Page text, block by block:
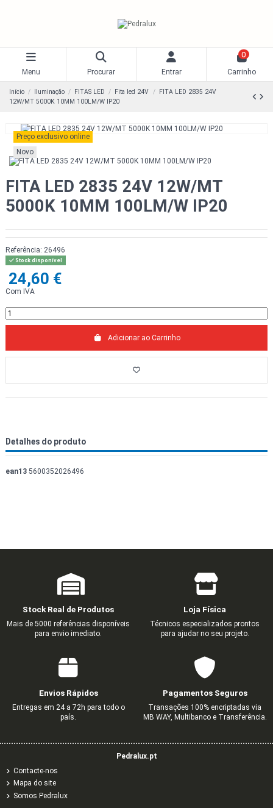
Menu Procurar Entrar
0
Carrinho
Início Iluminação FITAS LED Fita led 24V
FITA LED 2835 24V
12W/MT 5000K 10MM 100LM/W IP20
Preço exclusivo online
Novo
FITA LED 2835 24V 12W/MT
5000K 10MM 100LM/W IP20
Referência: 26496
Stock disponível
24,60 €
Com IVA
Adicionar ao Carrinho
Detalhes do produto
ean13 5600352026496
Stock Real de Produtos
Mais de 5000 referências disponíveis
para envio imediato.
Loja Física
Técnicos especializados prontos
para ajudar no seu projeto.
Envios Rápidos
Entregas em 24 a 72h para todo o
país.
Pagamentos Seguros
Transações 100% encriptadas via
MB WAY, Multibanco e Transferência.
Pedralux.pt
Contacte-nos
Mapa do site
Somos Pedralux